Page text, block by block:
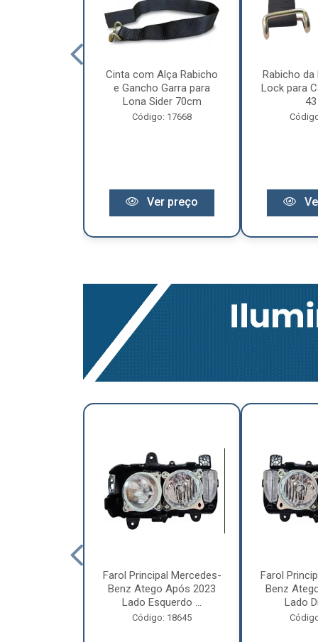
Cinta com Alça Rabicho
e Gancho Garra para
Lona Sider 70cm
Código: 17668
Ver preço
Rabicho da
Lock para
Farol Principal Mercedes-
Benz Atego Após 2023
Lado Esquerdo ...
Código: 18645
Farol
Benz
Lado